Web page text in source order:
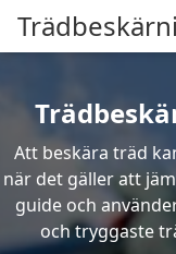
Att beskära träd
när det gäller att
guide och
och tryggaste